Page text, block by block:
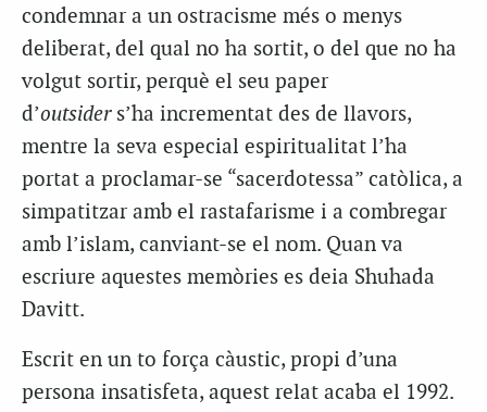
condemnar a un ostracisme més o menys
deliberat, del qual no ha sortit, o del que no ha
volgut sortir, perquè el seu paper
d’outsider s’ha incrementat des de llavors,
mentre la seva especial espiritualitat l’ha
portat a proclamar-se “sacerdotessa” catòlica, a
simpatitzar amb el rastafarisme i a combregar
amb l’islam, canviant-se el nom. Quan va
escriure aquestes memòries es deia Shuhada
Davitt.
Escrit en un to força càustic, propi d’una
persona insatisfeta, aquest relat acaba el 1992.